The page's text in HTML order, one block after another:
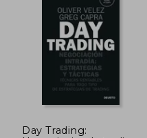
dcto.
Day Trading: